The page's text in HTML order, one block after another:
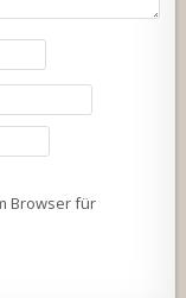
Browser für